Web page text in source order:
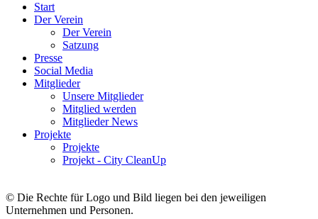
Start
Der Verein
Der Verein
Satzung
Presse
Social Media
Mitglieder
Unsere Mitglieder
Mitglied werden
Mitglieder News
Projekte
Projekte
Projekt - City CleanUp
© Die Rechte für Logo und Bild liegen bei den jeweiligen
Unternehmen und Personen.